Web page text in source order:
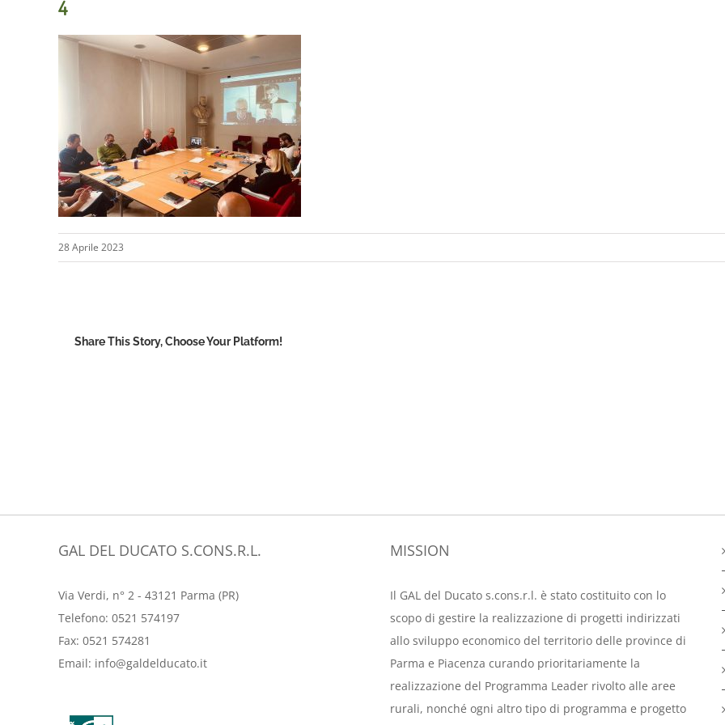
4
28 Aprile 2023
Share This Story, Choose Your Platform!
GAL DEL DUCATO S.CONS.R.L.
Via Verdi, n° 2 - 43121 Parma (PR)
Telefono: 0521 574197
Fax: 0521 574281
Email: info@galdelducato.it
MISSION
Il GAL del Ducato s.cons.r.l. è stato costituito con lo
scopo di gestire la realizzazione di progetti indirizzati
allo sviluppo economico del territorio delle province di
Parma e Piacenza curando prioritariamente la
realizzazione del Programma Leader rivolto alle aree
rurali, nonché ogni altro tipo di programma e progetto